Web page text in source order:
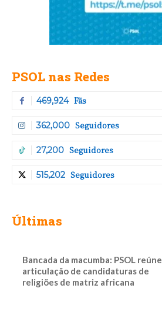
PSOL nas Redes
469,924 Fãs
362,000 Seguidores
27,200 Seguidores
515,202 Seguidores
Últimas
Bancada da macumba: PSOL reúne
articulação de candidaturas de
religiões de matriz africana